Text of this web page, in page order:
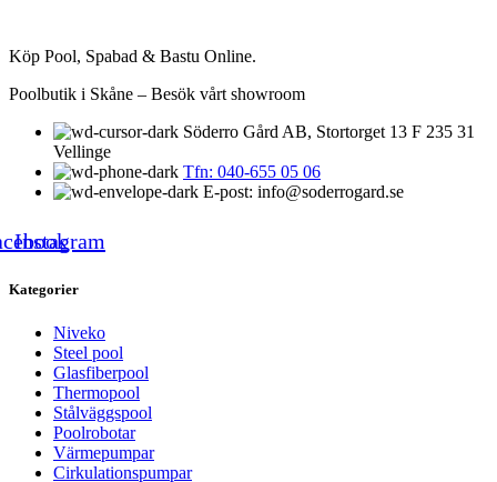
Köp Pool, Spabad & Bastu Online.
Poolbutik i Skåne – Besök vårt showroom
Söderro Gård AB, Stortorget 13 F 235 31
Vellinge
Tfn: 040-655 05 06
E-post: info@soderrogard.se
Instagram
Kategorier
Niveko
Steel pool
Glasfiberpool
Thermopool
Stålväggspool
Poolrobotar
Värmepumpar
Cirkulationspumpar